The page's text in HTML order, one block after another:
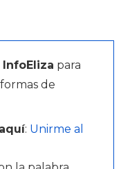
InfoEliza para
de
: Unirme al